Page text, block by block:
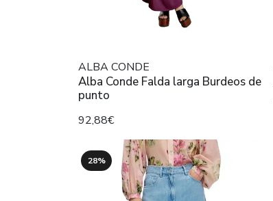
ALBA CONDE
Alba Conde Falda larga Burdeos de
punto
92,88€
28%